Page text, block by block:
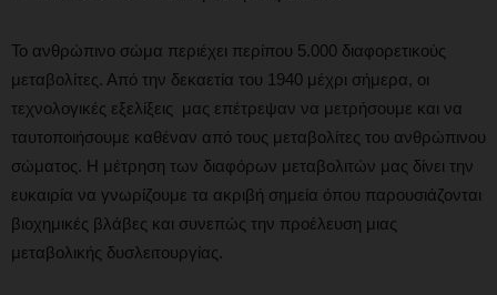
Το ανθρώπινο σώμα περιέχει περίπου 5.000 διαφορετικούς
μεταβολίτες. Από την δεκαετία του 1940 μέχρι σήμερα, οι
τεχνολογικές εξελίξεις μας επέτρεψαν να μετρήσουμε και να
ταυτοποιήσουμε καθέναν από τους μεταβολίτες του ανθρώπινου
σώματος. Η μέτρηση των διαφόρων μεταβολιτών μας δίνει την
ευκαιρία να γνωρίζουμε τα ακριβή σημεία όπου παρουσιάζονται
βιοχημικές βλάβες και συνεπώς την προέλευση μιας
μεταβολικής δυσλειτουργίας.